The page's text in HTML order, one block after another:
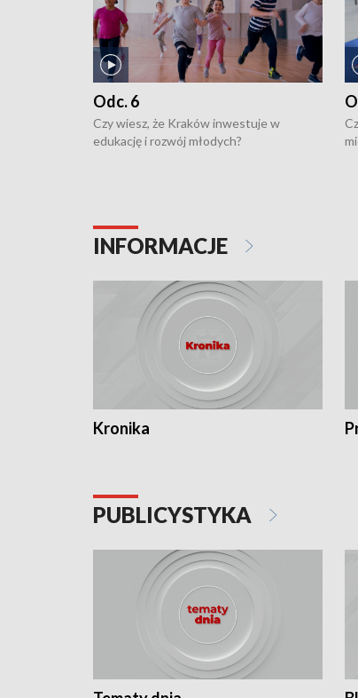
Odc. 6
Czy wiesz, że Kraków inwestuje w
edukację i rozwój młodych?
INFORMACJE
Kronika
PUBLICYSTYKA